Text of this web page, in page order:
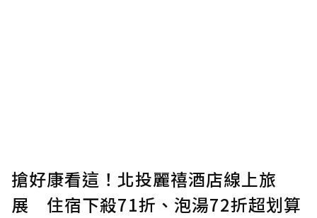
搶好康看這！北投麗禧酒店線上旅
展 住宿下殺71折、泡湯72折超划算